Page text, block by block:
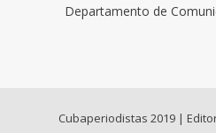
Departamento de
Cubaperiodistas 2019 |